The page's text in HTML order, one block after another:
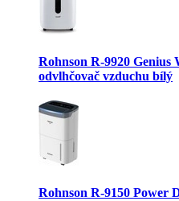
Rohnson R-9920
odvlhčovač vzduchu bílý
Rohnson R-9150 Power